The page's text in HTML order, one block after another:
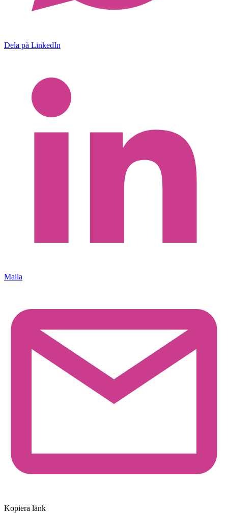
Dela på LinkedIn
Maila
Kopiera länk